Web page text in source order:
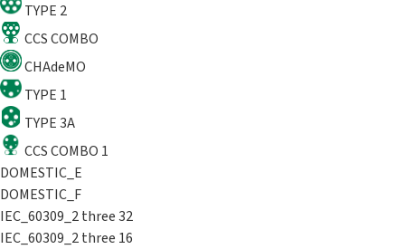
TYPE 2
CCS COMBO
CHAdeMO
TYPE 1
TYPE 3A
CCS COMBO 1
DOMESTIC_E
DOMESTIC_F
IEC_60309_2 three 32
IEC_60309_2 three 16